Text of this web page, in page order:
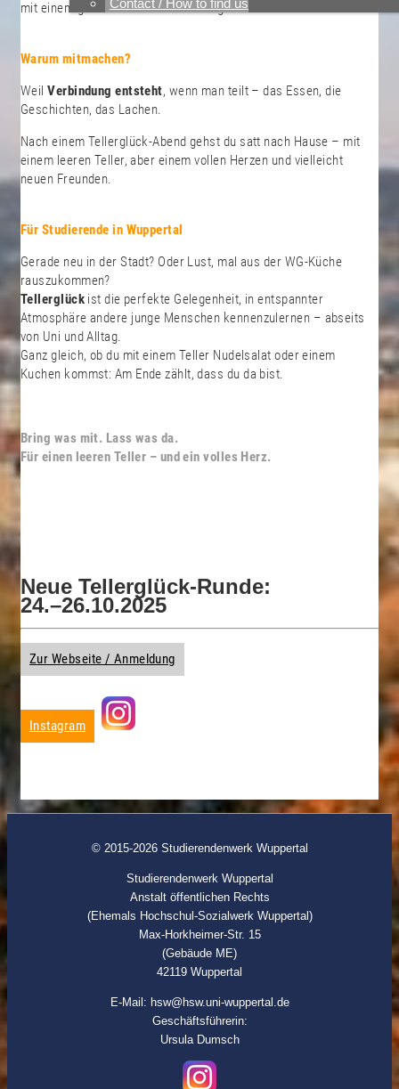
Contact / How to find us
mit einem guten Gefühl nach Hause gehen.
Warum mitmachen?
WeilVerbindung entsteht, wenn man teilt – das Essen, die
Geschichten, das Lachen.
Nach einem Tellerglück-Abend gehst du satt nach Hause – mit
einem leeren Teller, aber einem vollen Herzen und vielleicht
neuen Freunden.
Für Studierende in Wuppertal
Gerade neu in der Stadt? Oder Lust, mal aus der WG-Küche
rauszukommen?
Tellerglückist die perfekte Gelegenheit, in entspannter
Atmosphäre andere junge Menschen kennenzulernen – abseits
von Uni und Alltag.
Ganz gleich, ob du mit einem Teller Nudelsalat oder einem
Kuchen kommst: Am Ende zählt, dass du da bist.
Bring was mit. Lass was da.
Für einen leeren Teller – und ein volles Herz.
Neue Tellerglück-Runde:
24.–26.10.2025
Zur Webseite / Anmeldung
Instagram
© 2015-2026 Studierendenwerk Wuppertal
Studierendenwerk Wuppertal
Anstalt öffentlichen Rechts
(Ehemals Hochschul-Sozialwerk Wuppertal)
Max-Horkheimer-Str. 15
(Gebäude ME)
42119 Wuppertal
E-Mail: hsw@hsw.uni-wuppertal.de
Geschäftsführerin:
Ursula Dumsch